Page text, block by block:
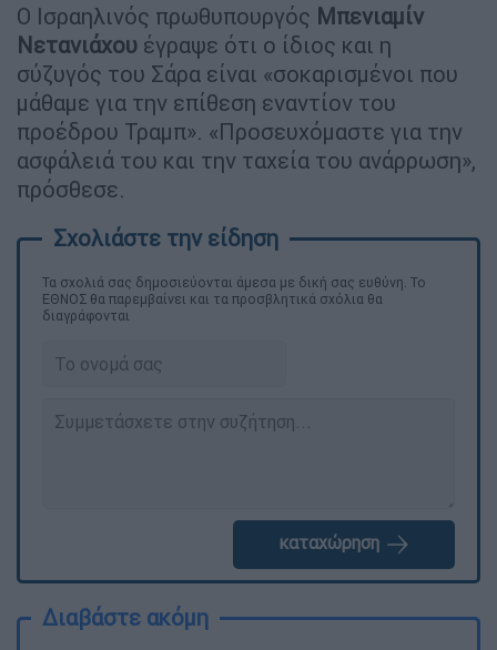
Ο Ισραηλινός πρωθυπουργός Μπενιαμίν
Νετανιάχου έγραψε ότι ο ίδιος και η
σύζυγός του Σάρα είναι «σοκαρισμένοι που
μάθαμε για την επίθεση εναντίον του
προέδρου Τραμπ». «Προσευχόμαστε για την
ασφάλειά του και την ταχεία του ανάρρωση»,
πρόσθεσε.
Τα σχολιά σας δημοσιεύονται άμεσα με δική σας ευθύνη. Το
ΕΘΝΟΣ θα παρεμβαίνει και τα προσβλητικά σχόλια θα
διαγράφονται
καταχώρηση
Διαβάστε ακόμη